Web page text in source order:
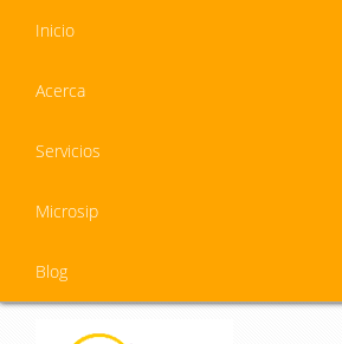
Inicio
Acerca
Servicios
Microsip
Blog